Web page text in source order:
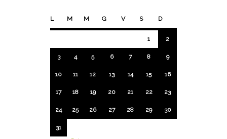
L M M G V S D
1 2
3 4 5 6 7 8 9
10 11 12 13 14 15 16
17 18 19 20 21 22 23
24 25 26 27 28 29 30
31